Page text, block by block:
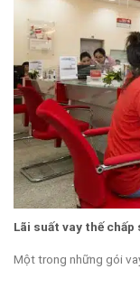
Lãi suất vay thế
Một trong những gói